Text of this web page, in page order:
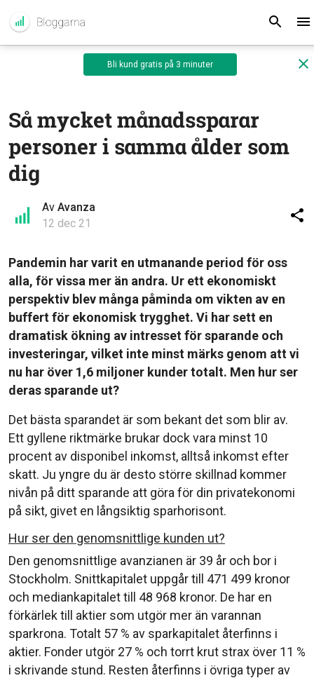
Bli kund gratis på 3 minuter
Så mycket månadssparar
personer i samma ålder som
dig
Av Avanza
12 dec 21
Pandemin har varit en utmanande period för oss
alla, för vissa mer än andra. Ur ett ekonomiskt
perspektiv blev många påminda om vikten av en
buffert för ekonomisk trygghet. Vi har sett en
dramatisk ökning av intresset för sparande och
investeringar, vilket inte minst märks genom att vi
nu har över 1,6 miljoner kunder totalt. Men hur ser
deras sparande ut?
Det bästa sparandet är som bekant det som blir av.
Ett gyllene riktmärke brukar dock vara minst 10
procent av disponibel inkomst, alltså inkomst efter
skatt. Ju yngre du är desto större skillnad kommer
nivån på ditt sparande att göra för din privatekonomi
på sikt, givet en långsiktig sparhorisont.
Hur ser den genomsnittlige kunden ut?
Den genomsnittlige avanzianen är 39 år och bor i
Stockholm. Snittkapitalet uppgår till 471 499 kronor
och mediankapitalet till 48 968 kronor. De har en
förkärlek till aktier som utgör mer än varannan
sparkrona. Totalt 57 % av sparkapitalet återfinns i
aktier. Fonder utgör 27 % och torrt krut strax över 11 %
i skrivande stund. Resten återfinns i övriga typer av